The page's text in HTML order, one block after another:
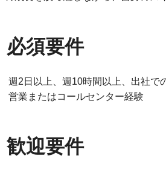
必須要件
週2日以上、週10時間以上、出社で
営業またはコールセンター経験
歓迎要件